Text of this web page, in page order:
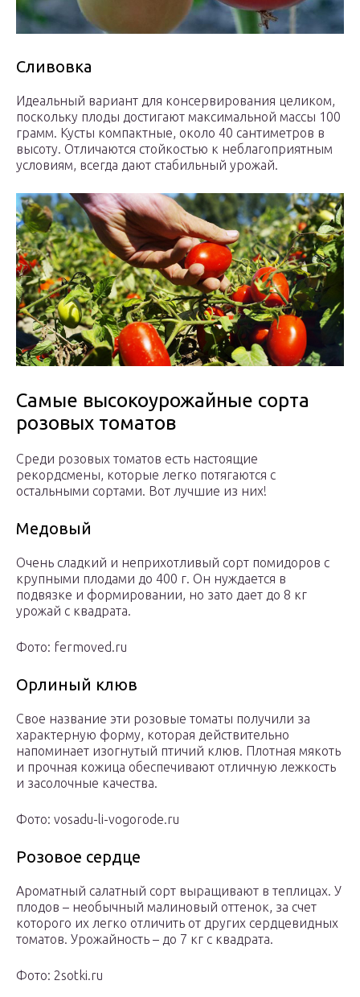
Сливовка
Идеальный вариант для консервирования целиком,
поскольку плоды достигают максимальной массы 100
грамм. Кусты компактные, около 40 сантиметров в
высоту. Отличаются стойкостью к неблагоприятным
условиям, всегда дают стабильный урожай.
Самые высокоурожайные сорта
розовых томатов
Среди розовых томатов есть настоящие
рекордсмены, которые легко потягаются с
остальными сортами. Вот лучшие из них!
Медовый
Очень сладкий и неприхотливый сорт помидоров с
крупными плодами до 400 г. Он нуждается в
подвязке и формировании, но зато дает до 8 кг
урожай с квадрата.
Фото: fermoved.ru
Орлиный клюв
Свое название эти розовые томаты получили за
характерную форму, которая действительно
напоминает изогнутый птичий клюв. Плотная мякоть
и прочная кожица обеспечивают отличную лежкость
и засолочные качества.
Фото: vosadu-li-vogorode.ru
Розовое сердце
Ароматный салатный сорт выращивают в теплицах. У
плодов – необычный малиновый оттенок, за счет
которого их легко отличить от других сердцевидных
томатов. Урожайность – до 7 кг с квадрата.
Фото: 2sotki.ru